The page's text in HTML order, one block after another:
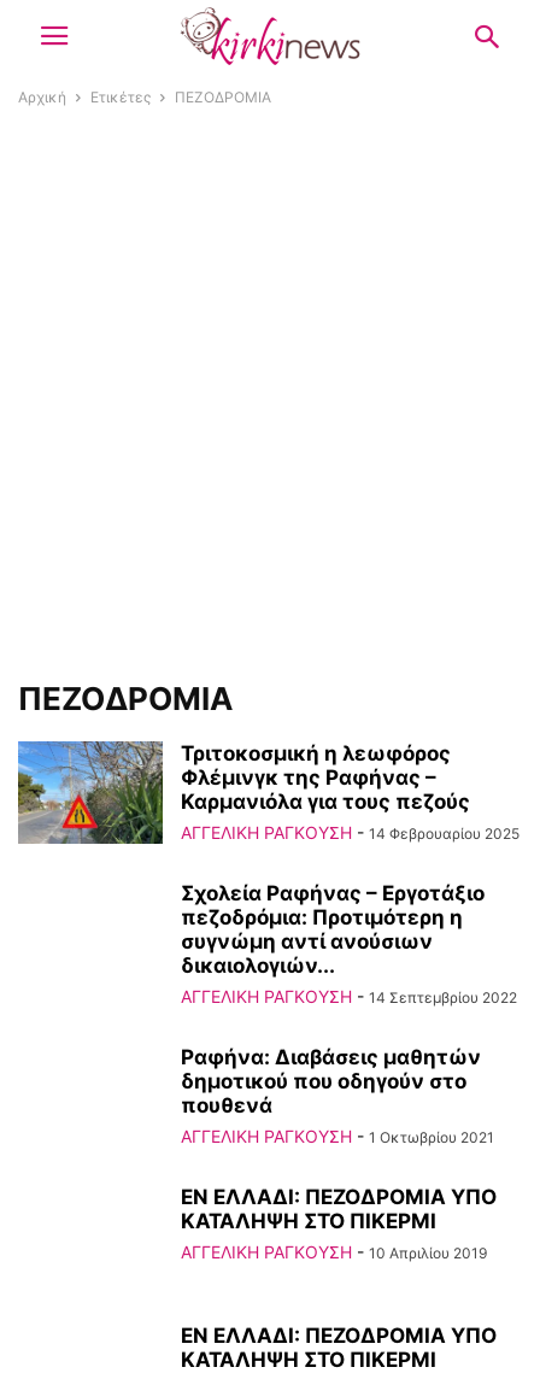
Αρχική Ετικέτες ΠΕΖΟΔΡΟΜΙΑ
ΠΕΖΟΔΡΟΜΙΑ
Τριτοκοσμική η λεωφόρος
Φλέμινγκ της Ραφήνας –
Καρμανιόλα για τους πεζούς
ΑΓΓΕΛΙΚΗ ΡΑΓΚΟΥΣΗ - 14 Φεβρουαρίου 2025
Σχολεία Ραφήνας – Εργοτάξιο
πεζοδρόμια: Προτιμότερη η
συγνώμη αντί ανούσιων
δικαιολογιών...
ΑΓΓΕΛΙΚΗ ΡΑΓΚΟΥΣΗ - 14 Σεπτεμβρίου 2022
Ραφήνα: Διαβάσεις μαθητών
δημοτικού που οδηγούν στο
πουθενά
ΑΓΓΕΛΙΚΗ ΡΑΓΚΟΥΣΗ - 1 Οκτωβρίου 2021
ΕΝ ΕΛΛΑΔΙ: ΠΕΖΟΔΡΟΜΙΑ ΥΠΟ
ΚΑΤΑΛΗΨΗ ΣΤΟ ΠΙΚΕΡΜΙ
ΑΓΓΕΛΙΚΗ ΡΑΓΚΟΥΣΗ - 10 Απριλίου 2019
ΕΝ ΕΛΛΑΔΙ: ΠΕΖΟΔΡΟΜΙΑ ΥΠΟ
ΚΑΤΑΛΗΨΗ ΣΤΟ ΠΙΚΕΡΜΙ